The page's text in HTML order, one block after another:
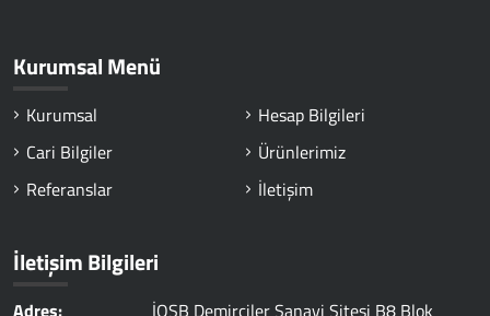
Kurumsal Menü
Kurumsal
Hesap Bilgileri
Cari Bilgiler
Ürünlerimiz
Referanslar
İletişim
İletişim Bilgileri
Adres: İOSB Demirciler Sanayi Sitesi B8 Blok